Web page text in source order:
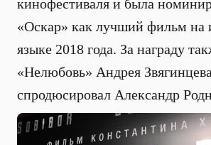
кинофестиваля и была
«Оскар» как лучший фильм на
языке 2018 года. За награду
«Нелюбовь» Андрея
спродюсировал Александр